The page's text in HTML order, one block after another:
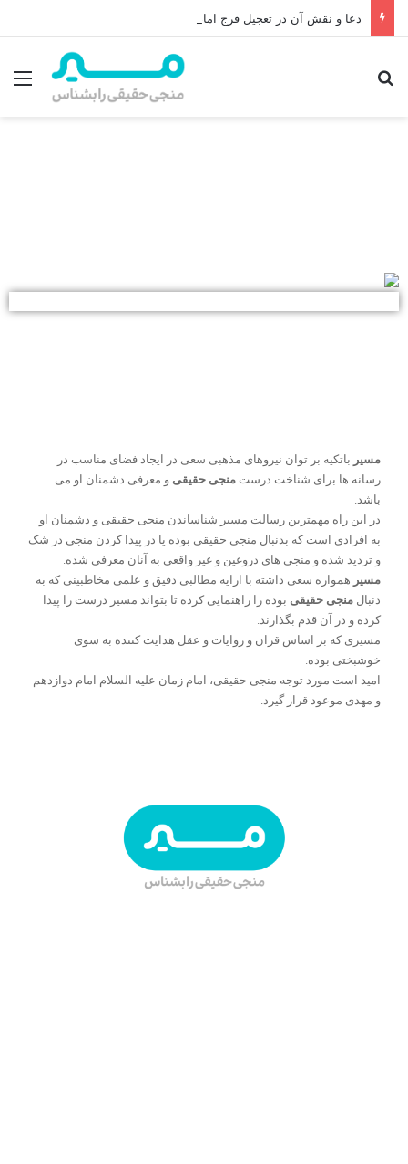
دعا و نقش آن در تعجیل فرج امام زمان (عج)
مسیر باتكیه بر توان نیروهای مذهبی سعی در ایجاد فضای مناسب در
رسانه ها برای شناخت درست منجی حقیقی و معرفی دشمنان او می
باشد.
در این راه مهمترین رسالت مسیر شناساندن منجى حقیقی و دشمنان او
به افرادی است که بدنبال منجی حقیقی بوده یا در پیدا کردن منجی در شک
و تردید شده و منجی های دروغین و غیر واقعی به آنان معرفی شده.
مسیر همواره سعی داشته با ارایه مطالبی دقیق و علمی مخاطبینی که به
دنبال منجی حقیقی بوده را راهنمایی کرده تا بتواند مسیر درست را پیدا
کرده و در آن قدم بگذارند.
مسیری که بر اساس قران و روایات و عقل هدایت کننده به سوی
خوشبختی بوده.
امید است مورد توجه منجی حقیقی، امام زمان علیه السلام امام دوازدهم
و مهدی موعود قرار گیرد.